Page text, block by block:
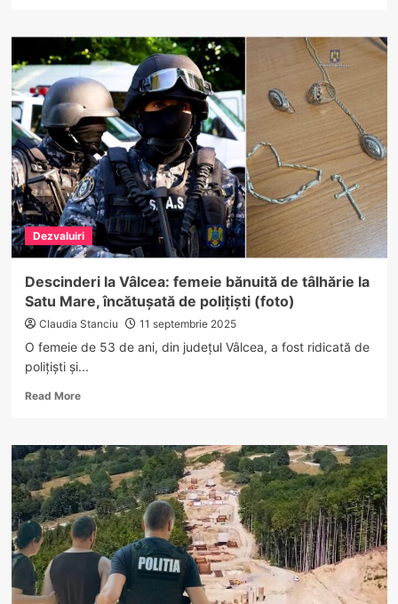
Guvernul
amână
radarele
fixe: proiectul,
care
includea
și
DN
7,
blocat
în
hârtii
Dezvaluiri
Descinderi la Vâlcea: femeie bănuită de tâlhărie la
Satu Mare, încătușată de polițiști (foto)
Claudia Stanciu 11 septembrie 2025
O femeie de 53 de ani, din județul Vâlcea, a fost ridicată de
polițiști și...
Read MoreRead
Descinderi
la
Vâlcea:
femeie
bănuită
de
tâlhărie
Satu
Mare,